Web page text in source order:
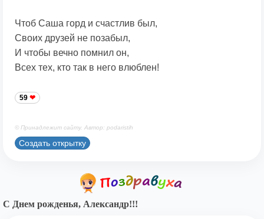
Чтоб Саша горд и счастлив был,
Своих друзей не позабыл,
И чтобы вечно помнил он,
Всех тех, кто так в него влюблен!
59
© Принадлежит сайту. Автор: podaristih
Создать открытку
С Днем рожденья, Александр!!!